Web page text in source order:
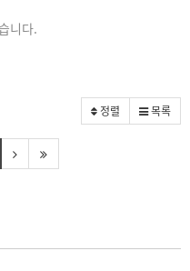
니다.
정렬 목록